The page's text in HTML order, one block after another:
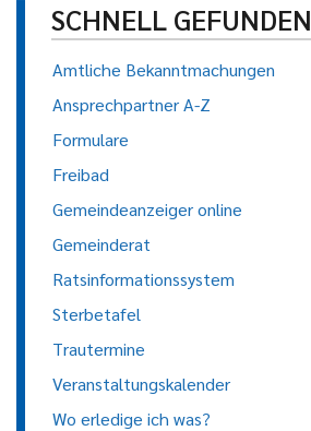
SCHNELL GEFUNDEN
Amtliche Bekanntmachungen
Ansprechpartner A-Z
Formulare
Freibad
Gemeindeanzeiger online
Gemeinderat
Ratsinformationssystem
Sterbetafel
Trautermine
Veranstaltungskalender
Wo erledige ich was?